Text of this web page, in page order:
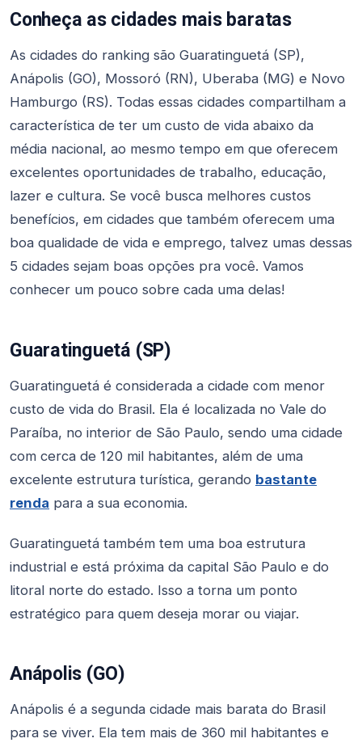
Conheça as cidades mais baratas
As cidades do ranking são Guaratinguetá (SP),
Anápolis (GO), Mossoró (RN), Uberaba (MG) e Novo
Hamburgo (RS). Todas essas cidades compartilham a
característica de ter um custo de vida abaixo da
média nacional, ao mesmo tempo em que oferecem
excelentes oportunidades de trabalho, educação,
lazer e cultura. Se você busca melhores custos
benefícios, em cidades que também oferecem uma
boa qualidade de vida e emprego, talvez umas dessas
5 cidades sejam boas opções pra você. Vamos
conhecer um pouco sobre cada uma delas!
Guaratinguetá (SP)
Guaratinguetá é considerada a cidade com menor
custo de vida do Brasil. Ela é localizada no Vale do
Paraíba, no interior de São Paulo, sendo uma cidade
com cerca de 120 mil habitantes, além de uma
excelente estrutura turística, gerando bastante
renda para a sua economia.
Guaratinguetá também tem uma boa estrutura
industrial e está próxima da capital São Paulo e do
litoral norte do estado. Isso a torna um ponto
estratégico para quem deseja morar ou viajar.
Anápolis (GO)
Anápolis é a segunda cidade mais barata do Brasil
para se viver. Ela tem mais de 360 mil habitantes e